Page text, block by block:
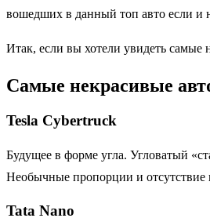
вошедших в данный топ авто если и
Итак, если вы хотели увидеть
Самые некрасивые
Tesla Cybertruck
Будущее в форме угла. Угловатый
Необычные пропорции и отсутствие
Tata Nano